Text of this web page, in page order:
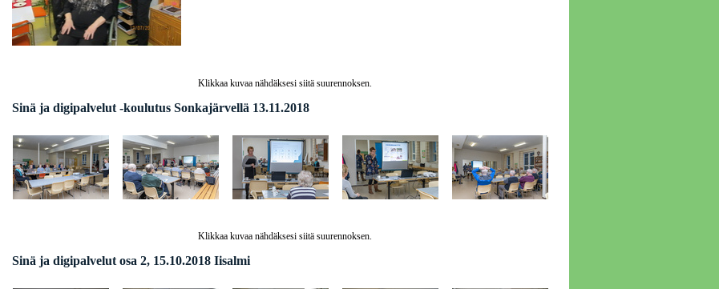
Klikkaa kuvaa nähdäksesi siitä suurennoksen.
Sinä ja digipalvelut -koulutus Sonkajärvellä 13.11.2018
Klikkaa kuvaa nähdäksesi siitä suurennoksen.
Sinä ja digipalvelut osa 2, 15.10.2018 Iisalmi